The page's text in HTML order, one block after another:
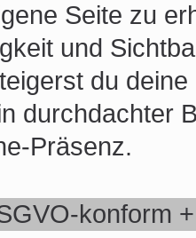
Seite zu
und
du
durchdachter
Präsenz.
konform